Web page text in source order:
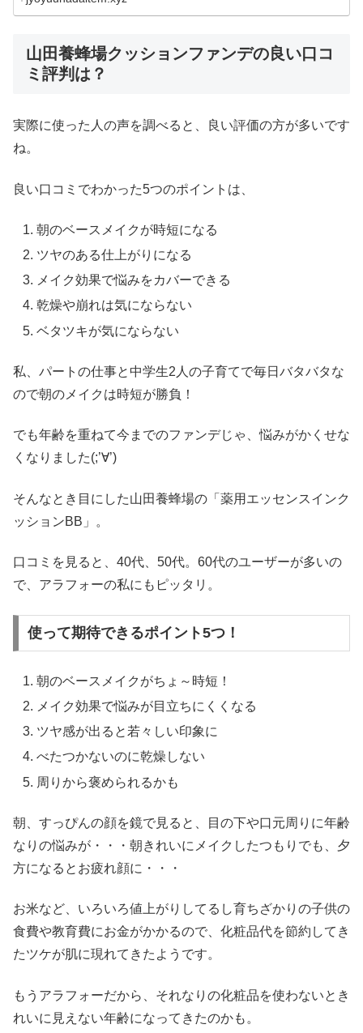
山田養蜂場クッションファンデの良い口コ
ミ評判は？
実際に使った人の声を調べると、良い評価の方が多いです
ね。
良い口コミでわかった5つのポイントは、
朝のベースメイクが時短になる
ツヤのある仕上がりになる
メイク効果で悩みをカバーできる
乾燥や崩れは気にならない
ベタツキが気にならない
私、パートの仕事と中学生2人の子育てで毎日バタバタな
ので朝のメイクは時短が勝負！
でも年齢を重ねて今までのファンデじゃ、悩みがかくせな
くなりました(;’∀’)
そんなとき目にした山田養蜂場の「薬用エッセンスインク
ッションBB」。
口コミを見ると、40代、50代。60代のユーザーが多いの
で、アラフォーの私にもピッタリ。
使って期待できるポイント5つ！
朝のベースメイクがちょ～時短！
メイク効果で悩みが目立ちにくくなる
ツヤ感が出ると若々しい印象に
べたつかないのに乾燥しない
周りから褒められるかも
朝、すっぴんの顔を鏡で見ると、目の下や口元周りに年齢
なりの悩みが・・・朝きれいにメイクしたつもりでも、夕
方になるとお疲れ顔に・・・
お米など、いろいろ値上がりしてるし育ちざかりの子供の
食費や教育費にお金がかかるので、化粧品代を節約してき
たツケが肌に現れてきたようです。
もうアラフォーだから、それなりの化粧品を使わないとき
れいに見えない年齢になってきたのかも。